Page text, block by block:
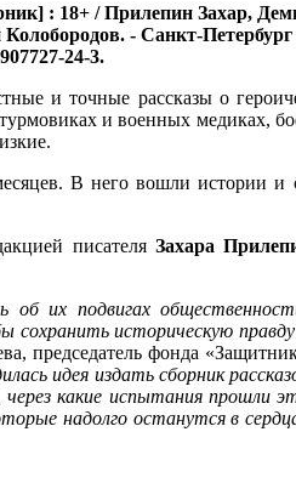
: 18+ / Прилепин Захар,
- Санкт-
24-3.
и точные рассказы о
и военных медиках,
В него вошли истории
писателя Захара
их подвигах
сохранить историческую
председатель фонда
идея издать сборник
через какие испытания прошли
надолго останутся в